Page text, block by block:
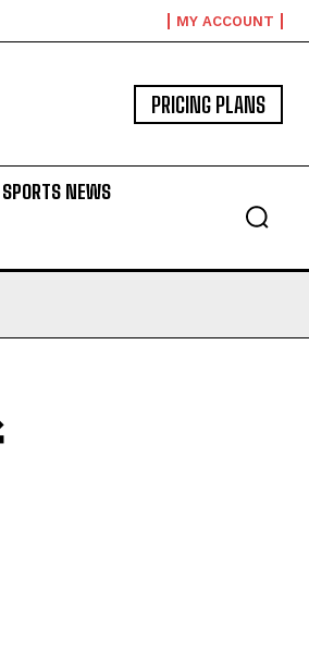
MY ACCOUNT
PRICING PLANS
SPORTS NEWS